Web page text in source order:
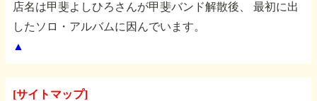
店名は甲斐よしひろさんが甲斐バンド解散後、
最初に出
したソロ・アルバムに因んでいます。
▲
[サイトマップ]